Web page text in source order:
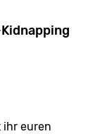
euren